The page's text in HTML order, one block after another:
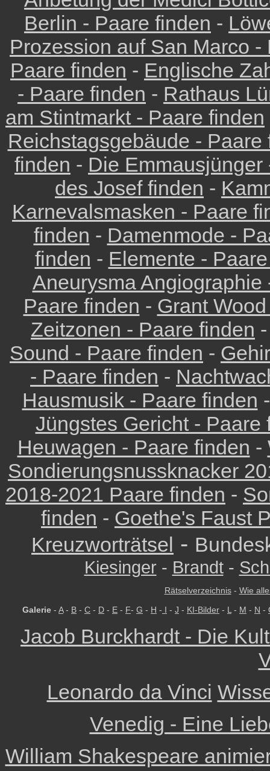
Berlin - Paare finden -
Prozession auf San Marco -
Paare finden - Englische
- Paare finden - Rathaus
am Stintmarkt - Paare finden
Reichstagsgebäude - Paare
finden - Die
des Josef finden -
Karnevalsmasken - Paare
finden - Damenmode -
finden - Elemente -
Aneurysma Angiographie
Paare finden - Grant
Zeitzonen - Paare finden
Sound - Paare finden -
- Paare finden -
Hausmusik - Paare finden
Jüngstes Gericht - Paare
Heuwagen - Paare finden -
Sondierungsnussknacker
2018-2021 Paare finden -
finden - Goethe's Faust
Kreuzworträtsel -
Kiesinger- Brandt-
Rätselverzeichnis- Wie
Galerie - A- B - C - D - E - F- G - H - I - J - KI-Bilder - L - M - N -
Jacob Burckhardt - Die
Leonardo da Vinci
Venedig - Eine
William Shakespeare